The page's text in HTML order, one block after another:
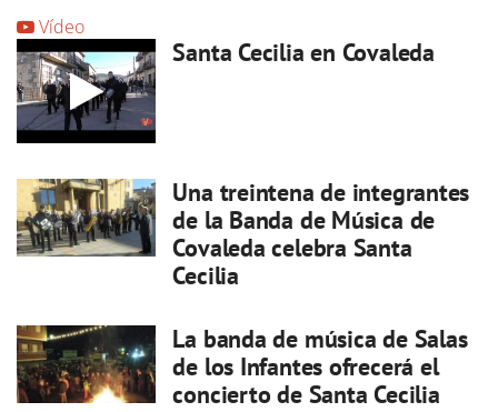
Vídeo
Santa Cecilia en Covaleda
Una treintena de integrantes
de la Banda de Música de
Covaleda celebra Santa
Cecilia
La banda de música de Salas
de los Infantes ofrecerá el
concierto de Santa Cecilia